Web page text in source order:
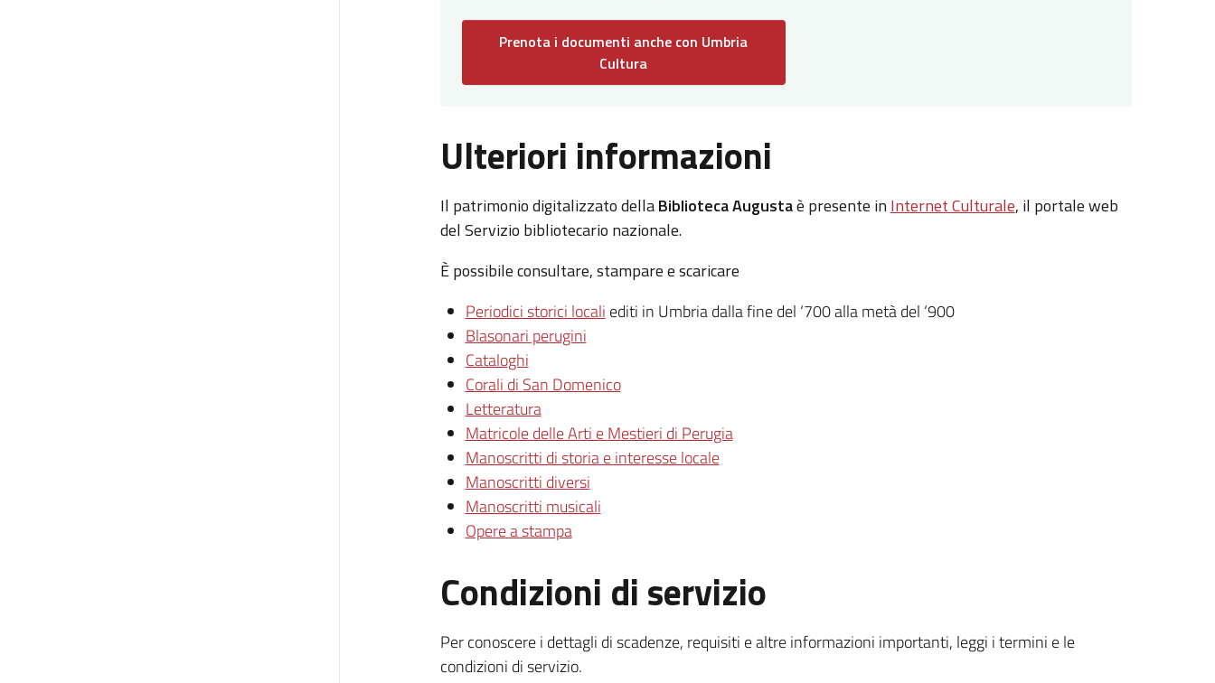
Prenota i documenti anche con Umbria
Cultura
Ulteriori informazioni
Il patrimonio digitalizzato dellaBiblioteca Augustaè presente in Internet Culturale, il portale web
del Servizio bibliotecario nazionale.
È possibile consultare, stampare e scaricare
Periodici storici locali editi in Umbria dalla fine del ‘700 alla metà del ‘900
Blasonari perugini
Cataloghi
Corali di San Domenico
Letteratura
Matricole delle Arti e Mestieri di Perugia
Manoscritti di storia e interesse locale
Manoscritti diversi
Manoscritti musicali
Opere a stampa
Condizioni di servizio
Per conoscere i dettagli di scadenze, requisiti e altre informazioni importanti, leggi i termini e le
condizioni di servizio.